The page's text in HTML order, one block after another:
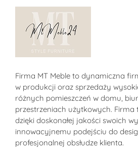
Firma MT Meble to dynamiczna
w produkcji oraz sprzedaży
różnych pomieszczeń w domu,
przestrzeniach użytkowych. Firma
dzięki doskonałej jakości swoich
innowacyjnemu podejściu do
profesjonalnej obsłudze klienta.